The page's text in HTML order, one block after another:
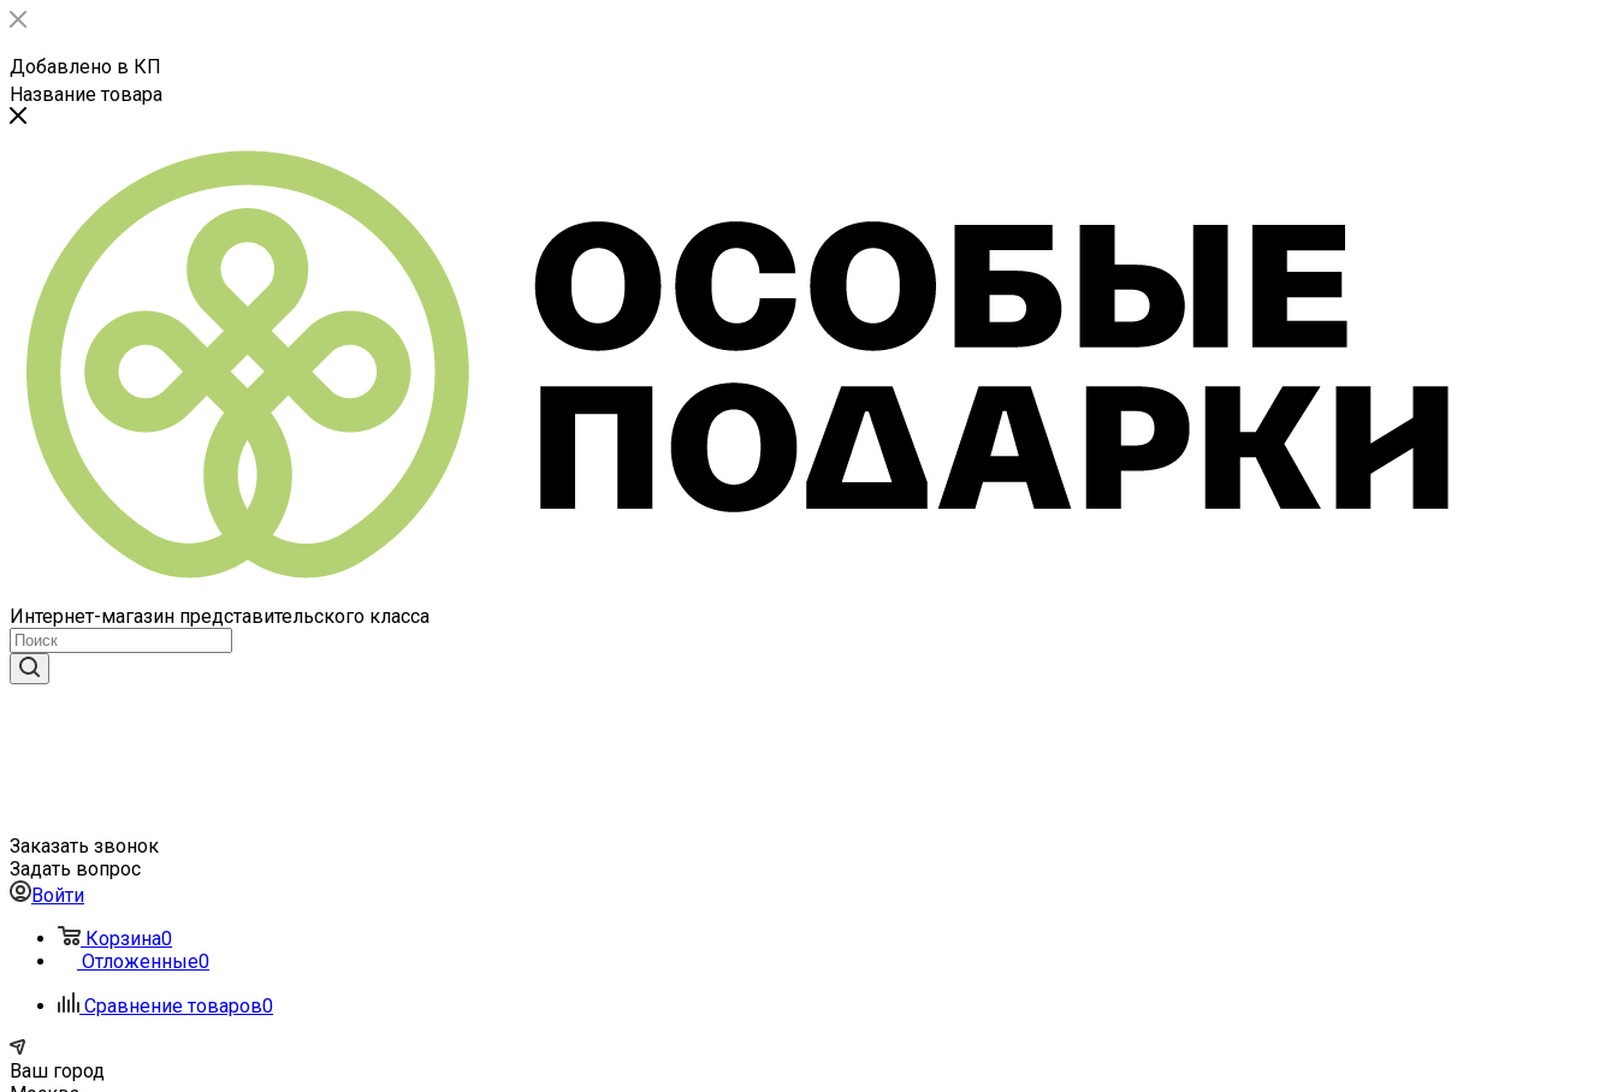
Добавлено в КП
Название товара
Интернет-магазин представительского класса
Заказать звонок
Задать вопрос
Войти
Корзина0
Отложенные0
Сравнение товаров0
Ваш город